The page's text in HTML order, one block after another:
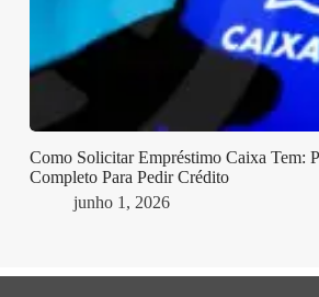
Como Solicitar Empréstimo Caixa Tem:
Completo Para Pedir Crédito
junho 1, 2026